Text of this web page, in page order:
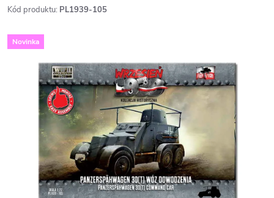
Kód produktu: PL1939-105
Novinka